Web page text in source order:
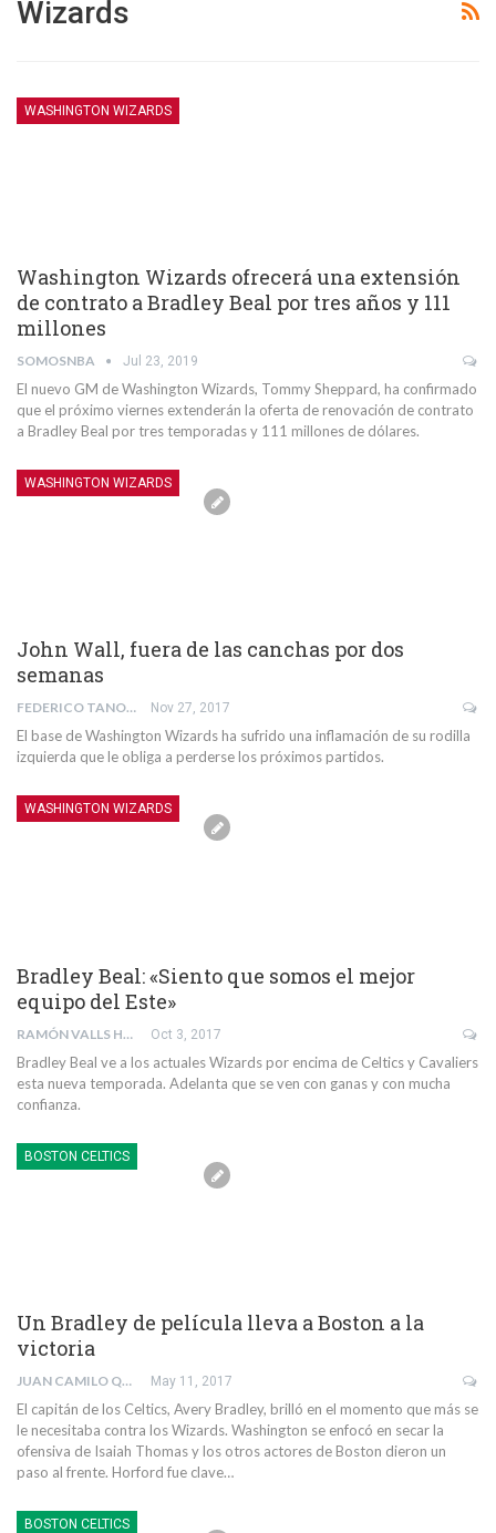
Wizards
WASHINGTON WIZARDS
Washington Wizards ofrecerá una extensión
de contrato a Bradley Beal por tres años y 111
millones
SOMOSNBA Jul 23, 2019
El nuevo GM de Washington Wizards, Tommy Sheppard, ha confirmado
que el próximo viernes extenderán la oferta de renovación de contrato
a Bradley Beal por tres temporadas y 111 millones de dólares.
WASHINGTON WIZARDS
John Wall, fuera de las canchas por dos
semanas
FEDERICO TANONI Nov 27, 2017
El base de Washington Wizards ha sufrido una inflamación de su rodilla
izquierda que le obliga a perderse los próximos partidos.
WASHINGTON WIZARDS
Bradley Beal: «Siento que somos el mejor
equipo del Este»
RAMÓN VALLS HORMIGO Oct 3, 2017
Bradley Beal ve a los actuales Wizards por encima de Celtics y Cavaliers
esta nueva temporada. Adelanta que se ven con ganas y con mucha
confianza.
BOSTON CELTICS
Un Bradley de película lleva a Boston a la
victoria
JUAN CAMILO QUINTERO RIVERA May 11, 2017
El capitán de los Celtics, Avery Bradley, brilló en el momento que más se
le necesitaba contra los Wizards. Washington se enfocó en secar la
ofensiva de Isaiah Thomas y los otros actores de Boston dieron un
paso al frente. Horford fue clave…
BOSTON CELTICS